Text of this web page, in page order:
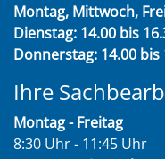
Montag, Mittwoch,
Dienstag: 14.00 bis
Donnerstag: 14.00 bis
Ihre
Montag - Freitag
8:30 Uhr - 11:45 Uhr